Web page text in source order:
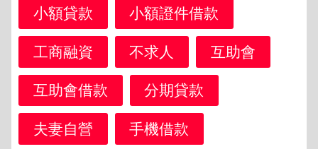
小額貸款 小額證件借款
工商融資 不求人 互助會
互助會借款 分期貸款
夫妻自營 手機借款